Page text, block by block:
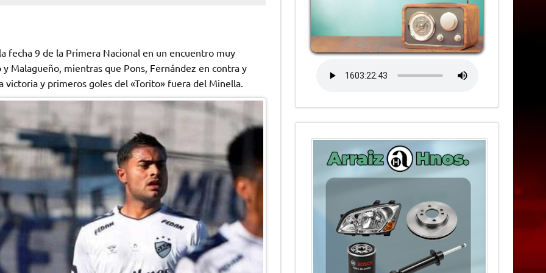
fecha 9 de la Primera Nacional en un encuentro muy
Malagueño, mientras que Pons, Fernández en contra y
victoria y primeros goles del «Torito» fuera del Minella.